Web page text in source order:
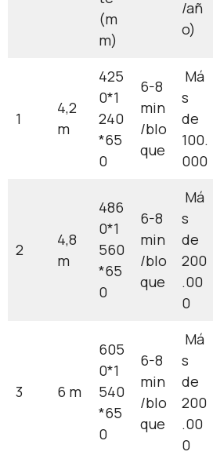
(m
m)
/añ
o)
1
4,2
m
425
0*1
240
*65
0
6-8
min
/blo
que
Má
s
de
100.
000
2
4,8
m
486
0*1
560
*65
0
6-8
min
/blo
que
Má
s
de
200
.00
0
3 6 m
605
0*1
540
*65
0
6-8
min
/blo
que
Má
s
de
200
.00
0